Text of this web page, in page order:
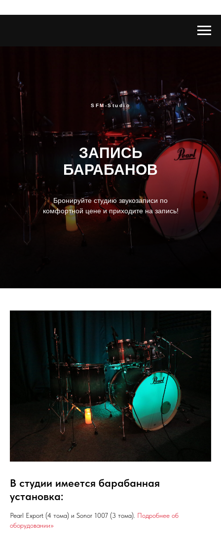
ЗАПИСЬ
БАРАБАНОВ
Бронируйте студию звукозаписи по
комфортной цене и приходите на запись!
SFM-Studio
В студии имеется барабанная
установка:
Pearl Export (4 тома) и Sonor 1007 (3 тома). Подробнее об
оборудовании>>